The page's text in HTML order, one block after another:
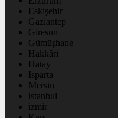
Eskişehir
Gaziantep
Giresun
Gümüşhane
Hakkâri
Hatay
Isparta
Mersin
istanbul
izmir